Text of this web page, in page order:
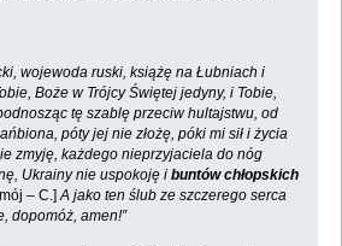
wojewoda ruski, książę na Łubniach i
Boże w Trójcy Świętej jedyny, i Tobie,
tę szablę przeciw hultajstwu, od
póty jej nie złożę, póki mi sił i życia
zmyję, każdego nieprzyjaciela do nóg
Ukrainy nie uspokoję ibuntów chłopskich
– C.]A jako ten ślub ze szczerego serca
dopomóż, amen!”